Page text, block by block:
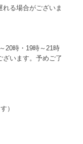
る場合がございま
20時・19時～21時
います。予めご了
）